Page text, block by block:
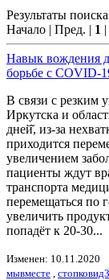
Результаты
Начало | Пред. | 1
Навык вождения
борьбе с COVID-
В связи с резким
Иркутска и
дней̆, из-за
приходится
увеличением
пациенты ждут
транспорта
перемещаться по
увеличить
попадёт к 20-30...
Изменен: 10.11.2020
мывместе